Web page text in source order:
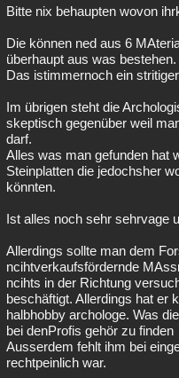
Bitte nix behaupten wovon
Die können ned aus 6
überhaupt aus was
Das istimmernoch ein
Im übrigen steht die
skeptisch gegenüber weil
darf.
Alles was man gefunden hat
Steinplatten die jedochsher
könnten.
Ist alles noch sehr sehrvage
Allerdings sollte man dem
ncihtverkaufsfördernde
ncihts in der Richtung
beschäftigt. Allerdings hat er
halbhobby archologe. Was
bei denProfis gehör zu finden
Ausserdem fehlt ihm bei
rechtpeinlich war.